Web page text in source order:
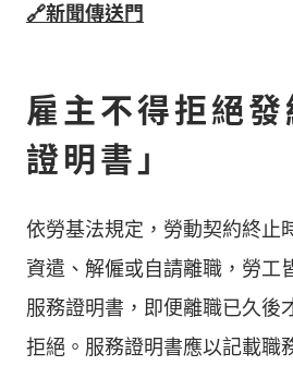
🔗新聞傳送門
雇主不得拒絕
證明書」
依勞基法規定，勞動契約終止
資遣、解僱或自請離職，勞工
服務證明書，即便離職已久後
拒絕。服務證明書應以記載職